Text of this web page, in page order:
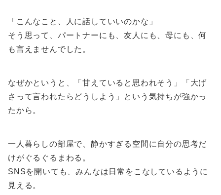
「こんなこと、人に話していいのかな」
そう思って、パートナーにも、友人にも、母にも、何
も言えませんでした。
なぜかというと、「甘えていると思われそう」「大げ
さって言われたらどうしよう」という気持ちが強かっ
たから。
一人暮らしの部屋で、静かすぎる空間に自分の思考だ
けがぐるぐるまわる。
SNSを開いても、みんなは日常をこなしているように
見える。